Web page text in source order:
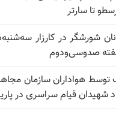
تا سارتر
شورشگر در کارزار
صدوسی‌و‌دوم
توسط هواداران سازمان
شهیدان قیام سراسری در